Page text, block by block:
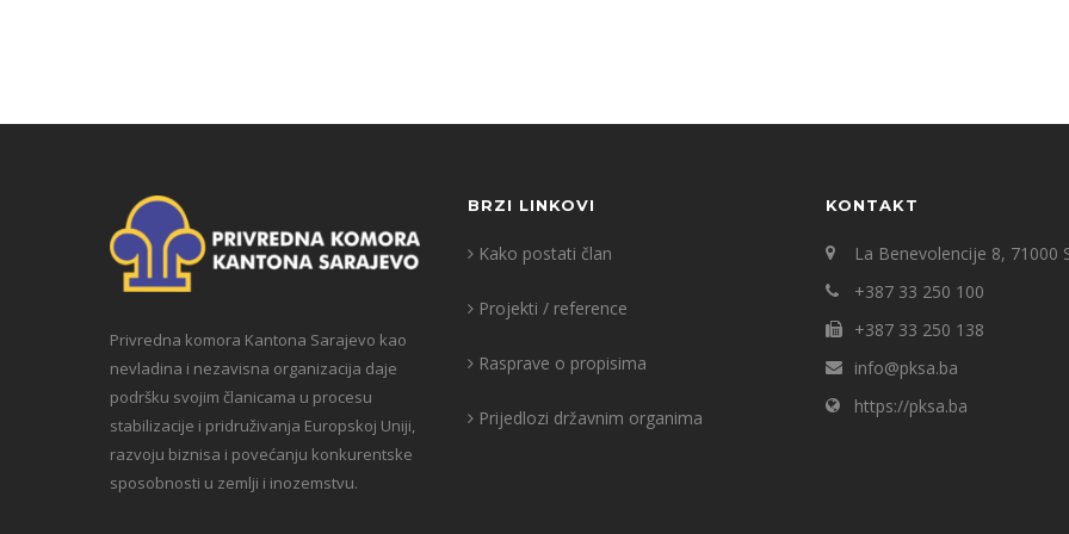
Privredna komora Kantona Sarajevo kao
nevladina i nezavisna organizacija daje
podršku svojim članicama u procesu
stabilizacije i pridruživanja Europskoj Uniji,
razvoju biznisa i povećanju konkurentske
sposobnosti u zemlji i inozemstvu.
BRZI LINKOVI
Kako postati član
Projekti / reference
Rasprave o propisima
Prijedlozi državnim organima
KONTAKT
La Benevolencije 8, 71000
+387 33 250 100
+387 33 250 138
info@pksa.ba
https://pksa.ba